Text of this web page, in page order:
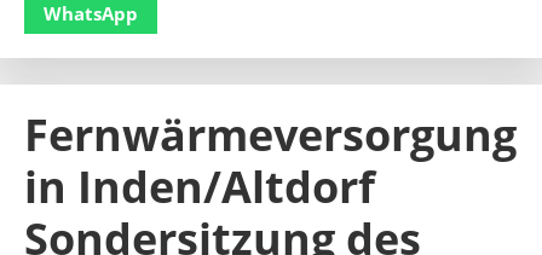
WhatsApp
Fernwärmeversorgung
in Inden/Altdorf
Sondersitzung des